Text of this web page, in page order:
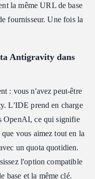
la même URL de base
fournisseur. Une fois la
Antigravity dans
: vous n'avez peut-être
L'IDE prend en charge
OpenAI, ce qui signifie
vous aimez tout en la
un quota quotidien.
l'option compatible
base et la même clé.